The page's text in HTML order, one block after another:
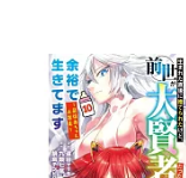
アヌック・
アマンダ・レ